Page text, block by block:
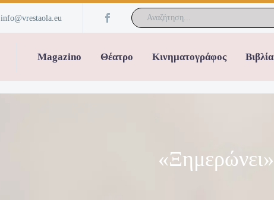
info@vrestaola.eu
Magazino Θέατρο Κινηματογράφος Βιβλία
«Ξημερώνει»